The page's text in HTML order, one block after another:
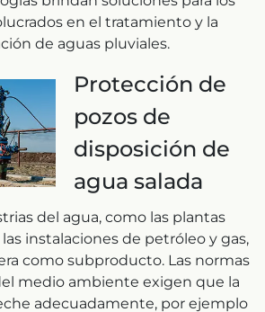
en el tratamiento y la
de aguas pluviales.
Protección de
pozos de
disposición de
agua salada
del agua, como las plantas
instalaciones de petróleo y gas,
como subproducto. Las normas
medio ambiente exigen que la
adecuadamente, por ejemplo